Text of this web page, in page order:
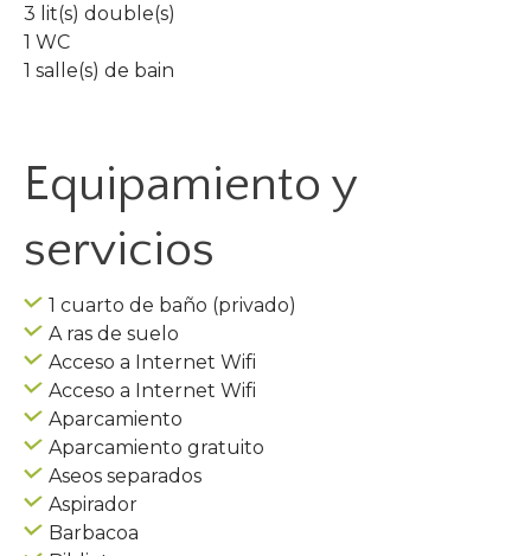
3 lit(s) double(s)
1 WC
1 salle(s) de bain
Equipamiento y
servicios
1 cuarto de baño (privado)
A ras de suelo
Acceso a Internet Wifi
Acceso a Internet Wifi
Aparcamiento
Aparcamiento gratuito
Aseos separados
Aspirador
Barbacoa